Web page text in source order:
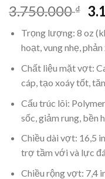
3.750.000₫
là:
Trọng lượng: 8 oz
hoạt, vung nhẹ, phản
Chất liệu mặt vợt:
cáp, tạo xoáy tốt,
Cấu trúc lõi:
sốc, giảm rung, bền
Chiều dài vợt: 16,5
trợ tầm với và lực
Chiều rộng vợt: 7,4